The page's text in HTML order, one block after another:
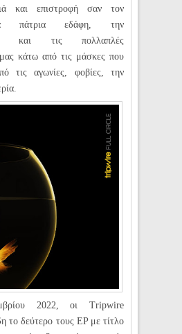
και επιστροφή σαν τον
πάτρια εδάφη, την
και τις πολλαπλές
κάτω από τις μάσκες που
τις αγωνίες, φοβίες, την
2022, οι Tripwire
το δεύτερο τους EP με τίτλο